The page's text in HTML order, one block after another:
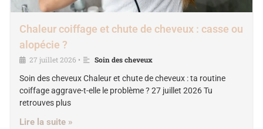
Chaleur coiffage et chute de cheveux : casse ou
alopécie ?
27 juillet 2026 •
Soin des cheveux
Soin des cheveux Chaleur et chute de cheveux : ta routine
coiffage aggrave-t-elle le problème ? 27 juillet 2026 Tu
retrouves plus
Lire la suite »